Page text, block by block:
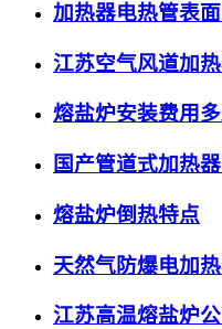
加热器电热管表
江苏空气风道加
熔盐炉安装费用
国产管道式加热
熔盐炉倒热特点
天然气防爆电加
江苏高温熔盐炉